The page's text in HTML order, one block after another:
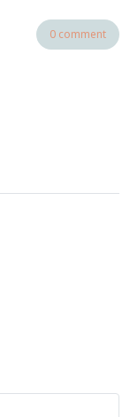
0 comment